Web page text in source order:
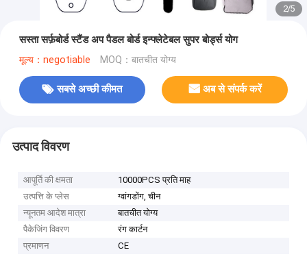
2/5
सस्ता सर्फ़बोर्ड स्टैंड अप पैडल बोर्ड इन्फ्लेटेबल सुपर बोर्ड्स योग
मूल्य：negotiable MOQ：बातचीत योग्य
सबसे अच्छी कीमत अब से संपर्क करें
उत्पाद विवरण
आपूर्ति की क्षमता
10000PCS प्रति माह
उत्पत्ति के प्लेस
ग्वांगडोंग, चीन
न्यूनतम आदेश मात्रा
बातचीत योग्य
पैकेजिंग विवरण
रंग कार्टन
प्रमाणन
CE